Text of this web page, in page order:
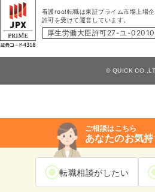
ご相談はこちら
あなたのお気
転職相談がしたい
看護roo!転職は東証プライム市場上場
許可を受けて運営しています。
厚生労働大臣許可27-ユ-
© QUICK